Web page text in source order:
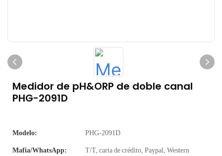
Medidor de pH&ORP de doble canal
PHG-2091D
Modelo: PHG-2091D
Mafia/WhatsApp:
T/T, carta de crédito, Paypal, Western